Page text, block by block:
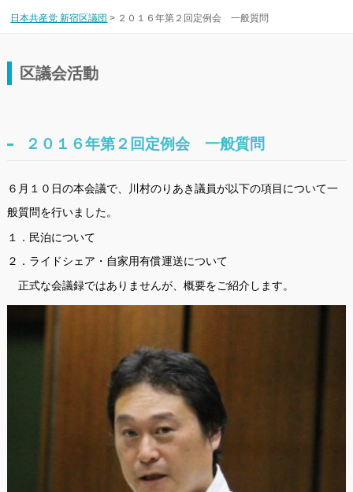
日本共産党 新宿区議団 > ２０１６年第２回定例会 一般質問
区議会活動
２０１６年第２回定例会 一般質問
６月１０日の本会議で、川村のりあき議員が以下の項目について一
般質問を行いました。
１．民泊について
２．ライドシェア・自家用有償運送について
正式な会議録ではありませんが、概要をご紹介します。